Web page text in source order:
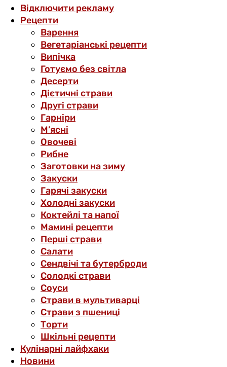
Відключити рекламу
Рецепти
Варення
Вегетаріанські рецепти
Випічка
Готуємо без світла
Десерти
Дієтичні страви
Другі страви
Гарніри
М’ясні
Овочеві
Рибне
Заготовки на зиму
Закуски
Гарячі закуски
Холодні закуски
Коктейлі та напої
Мамині рецепти
Перші страви
Салати
Сендвічі та бутерброди
Солодкі страви
Соуси
Страви в мультиварці
Страви з пшениці
Торти
Шкільні рецепти
Кулінарні лайфхаки
Новини